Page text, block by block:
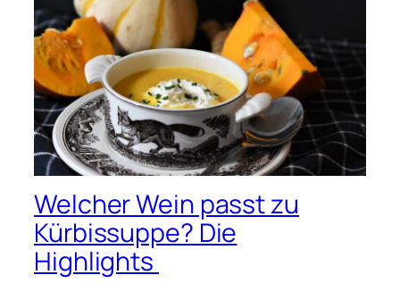
Welcher Wein passt zu
Kürbissuppe? Die
Highlights